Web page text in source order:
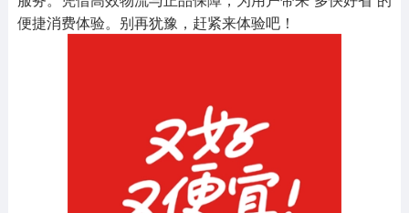
便捷消费体验。别再犹豫，赶紧来体验吧！